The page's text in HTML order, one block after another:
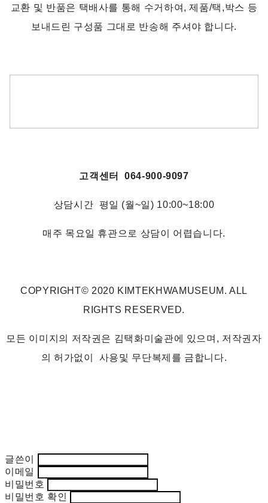
교환 및 반품은 택배사를 통해 수거하여, 제품/택,박스 등
보내드린 구성품 그대로 반송해 주셔야 합니다.
고객센터 064-900-9097
상담시간 평일 (월~일) 10:00~18:00
매주 목요일 휴관으로 상담이 어렵습니다.
COPYRIGHT© 2020 KIMTEKHWAMUSEUM. ALL
RIGHTS RESERVED.
모든 이미지의 저작권은 김택화미술관에 있으며, 저작권자
의 허가없이 사용및 무단복제를 금합니다.
글쓴이
이메일
비밀번호
비밀번호 확인